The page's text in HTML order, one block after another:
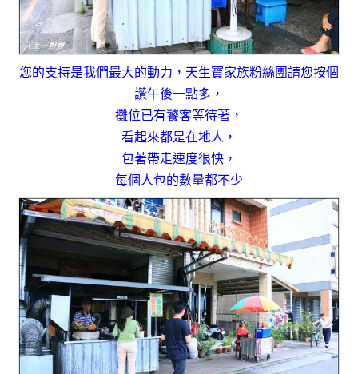
您的支持是我們最大的動力，天生寶家族粉絲團請您按個
讚午後一點多，
攤位已有饕客等待著，
看起來都是在地人，
包著帶走速度很快，
每個人包的數量都不少